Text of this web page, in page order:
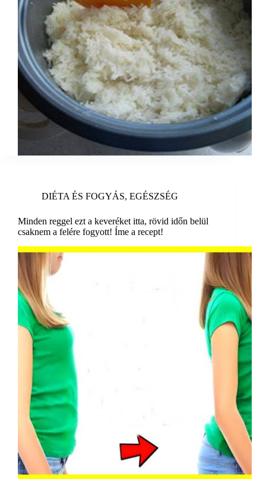
DIÉTA ÉS FOGYÁS, EGÉSZSÉG
Minden reggel ezt a keveréket itta, rövid időn belül
csaknem a felére fogyott! Íme a recept!